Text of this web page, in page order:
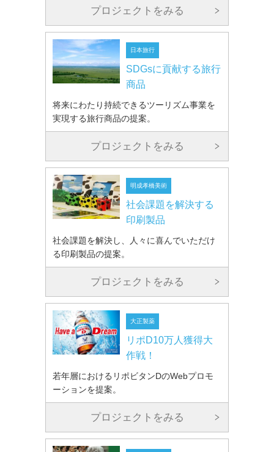
プロジェクトをみる
日本旅行
SDGsに貢献する旅行
商品
将来にわたり持続できるツーリズム事業を
実現する旅行商品の提案。
プロジェクトをみる
明成孝橋美術
社会課題を解決する
印刷製品
社会課題を解決し、人々に喜んでいただけ
る印刷製品の提案。
プロジェクトをみる
大正製薬
リポD10万人獲得大
作戦！
若年層におけるリポビタンDのWebプロモ
ーションを提案。
プロジェクトをみる